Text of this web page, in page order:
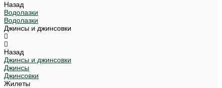
Назад
Водолазки
Водолазки
Джинсы и джинсовки
Назад
Джинсы и джинсовки
Джинсы
Джинсовки
Жилеты